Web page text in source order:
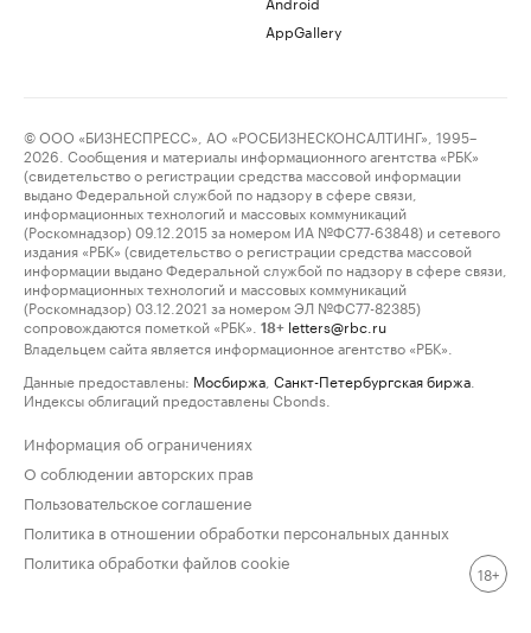
AppGallery
© ООО «БИЗНЕСПРЕСС», АО «РОСБИЗНЕСКОНСАЛТИНГ», 1995–
2026. Сообщения и материалы информационного агентства «РБК»
(свидетельство о регистрации средства массовой информации
выдано Федеральной службой по надзору в сфере связи,
информационных технологий и массовых коммуникаций
(Роскомнадзор) 09.12.2015 за номером ИА №ФС77-63848) и сетевого
издания «РБК» (свидетельство о регистрации средства массовой
информации выдано Федеральной службой по надзору в сфере связи,
информационных технологий и массовых коммуникаций
(Роскомнадзор) 03.12.2021 за номером ЭЛ №ФС77-82385)
сопровождаются пометкой «РБК».
18+ letters@rbc.ru
Владельцем сайта является информационное агентство «РБК».
Данные предоставлены: Мосбиржа Санкт-Петербургская биржа
Индексы облигаций предоставлены Cbonds.
Информация об ограничениях
О соблюдении авторских прав
Пользовательское соглашение
Политика в отношении обработки персональных данных
Политика обработки файлов cookie
18+